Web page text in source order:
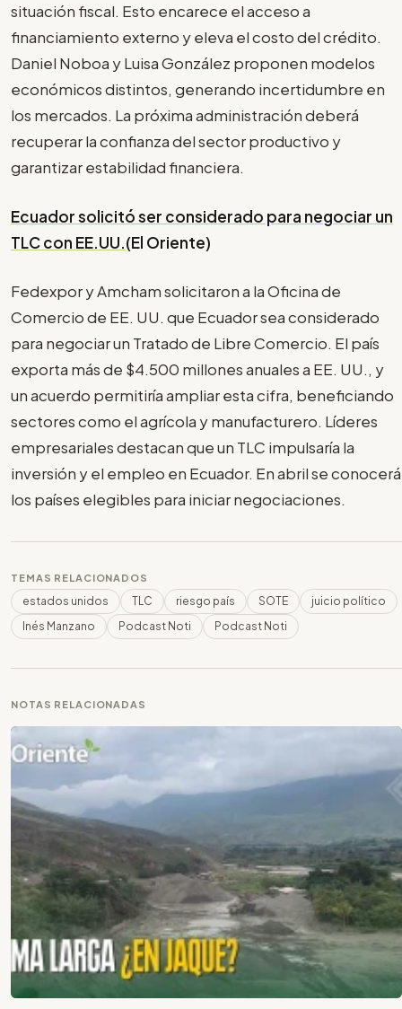
situación fiscal. Esto encarece el acceso a
financiamiento externo y eleva el costo del crédito.
Daniel Noboa y Luisa González proponen modelos
económicos distintos, generando incertidumbre en
los mercados. La próxima administración deberá
recuperar la confianza del sector productivo y
garantizar estabilidad financiera.
Ecuador solicitó ser considerado para negociar un
TLC con EE.UU.(El Oriente)
Fedexpor y Amcham solicitaron a la Oficina de
Comercio de EE. UU. que Ecuador sea considerado
para negociar un Tratado de Libre Comercio. El país
exporta más de $4.500 millones anuales a EE. UU., y
un acuerdo permitiría ampliar esta cifra, beneficiando
sectores como el agrícola y manufacturero. Líderes
empresariales destacan que un TLC impulsaría la
inversión y el empleo en Ecuador. En abril se conocerá
los países elegibles para iniciar negociaciones.
TEMAS RELACIONADOS
estados unidos TLC riesgo país SOTE
juicio político
Inés Manzano
Podcast Noti Podcast Noti
NOTAS RELACIONADAS